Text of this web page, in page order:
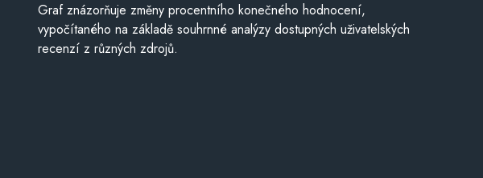
Graf znázorňuje změny procentního konečného hodnocení,
vypočítaného na základě souhrnné analýzy dostupných uživatelských
recenzí z různých zdrojů.